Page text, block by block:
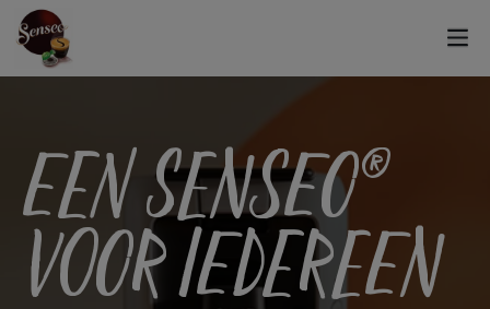
EEN SENSEO®
VOOR IEDEREEN